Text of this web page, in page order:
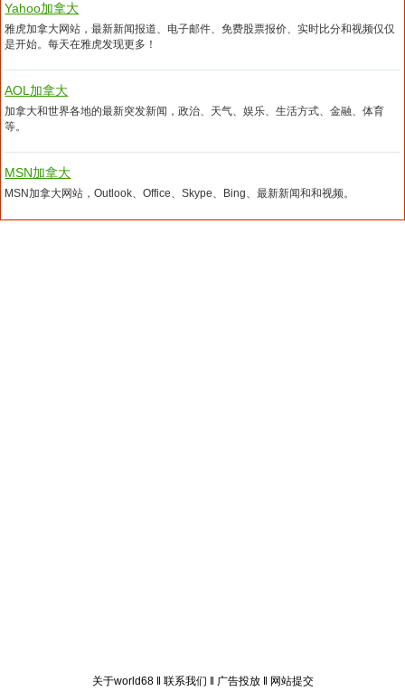
Yahoo加拿大
雅虎加拿大网站，最新新闻报道、电子邮件、免费股票报价、实时比分和视频仅仅
是开始。每天在雅虎发现更多！
AOL加拿大
加拿大和世界各地的最新突发新闻，政治、天气、娱乐、生活方式、金融、体育
等。
MSN加拿大
MSN加拿大网站，Outlook、Office、Skype、Bing、最新新闻和和视频。
关于world68‖ 联系我们 广告投放‖ 网站提交